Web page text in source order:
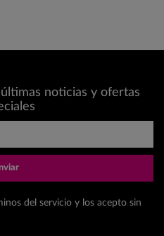
noticias y ofertas
del servicio y los acepto sin